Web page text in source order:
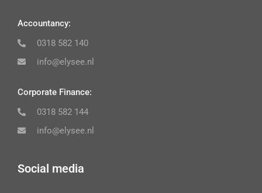
Accountancy:
0318 582 140
info@elysee.nl
Corporate Finance:
0318 582 144
info@elysee.nl
Social media